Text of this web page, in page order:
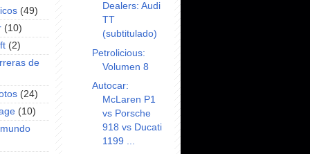
(49)
(10)
(2)
de
(24)
(10)
Dealers: Audi
TT
(subtitulado)
Petrolicious:
Volumen 8
Autocar:
McLaren P1
vs Porsche
918 vs Ducati
1199 ...